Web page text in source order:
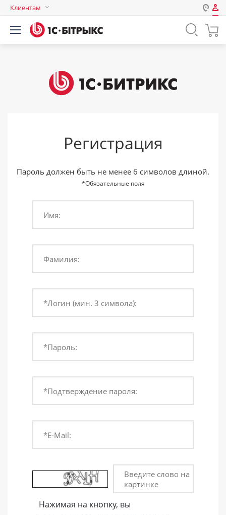
Клиентам
Авторизация
Логин
Запомнить меня на этом
компьютере
Забыли свой пароль?
Регистрация
Пароль должен быть не менее 6 символов длиной.
*Обязательные поля
Имя:
Фамилия:
*Логин (мин. 3 символа):
*Пароль:
*Подтверждение пароля:
*E-Mail:
Введите слово на
картинке
Нажимая на кнопку, вы